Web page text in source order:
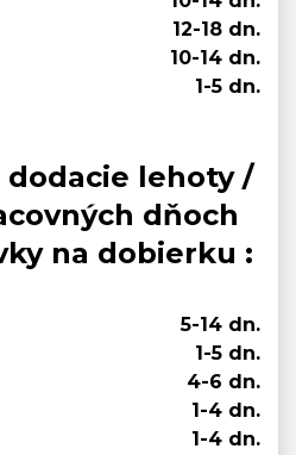
12-18 dn.
10-14 dn.
1-5 dn.
dodacie lehoty /
dňoch
na dobierku :
5-14 dn.
1-5 dn.
4-6 dn.
1-4 dn.
1-4 dn.